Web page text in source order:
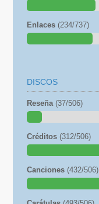
Enlaces (234/737)
DISCOS
Reseña (37/506)
Créditos (312/506)
Canciones (432/506)